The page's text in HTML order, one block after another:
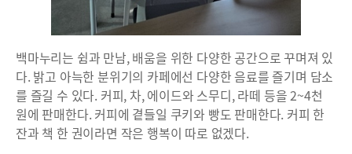
백마누리는 쉼과 만남, 배움을 위한 다양한 공간으로 꾸며져 있
다. 밝고 아늑한 분위기의 카페에선 다양한 음료를 즐기며 담소
를 즐길 수 있다. 커피, 차, 에이드와 스무디, 라떼 등을 2~4천
원에 판매한다. 커피에 곁들일 쿠키와 빵도 판매한다. 커피 한
잔과 책 한 권이라면 작은 행복이 따로 없겠다.